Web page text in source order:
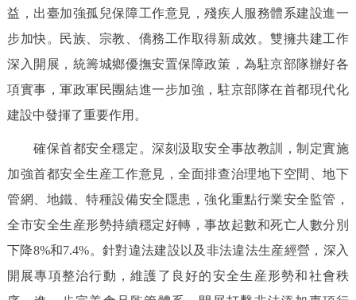
益，出臺加強孤兒保障工作意見，殘疾人服務體系建設進一
步加快。民族、宗教、僑務工作取得新成效。雙擁共建工作
深入開展，統籌城鄉優撫安置保障政策，為駐京部隊辦好各
項實事，軍政軍民團結進一步加強，駐京部隊在首都現代化
建設中發揮了重要作用。
確保首都安全穩定。深刻汲取安全事故教訓，制定實施
加強首都安全生産工作意見，全面排查治理地下空間、地下
管網、地鐵、特種設備安全隱患，強化重點行業安全監管，
全市安全生産形勢持續穩定好轉，事故起數和死亡人數分別
下降8%和7.4%。針對違法建設以及非法違法生産經營，深入
開展專項整治行動，維護了良好的安全生産形勢和社會秩